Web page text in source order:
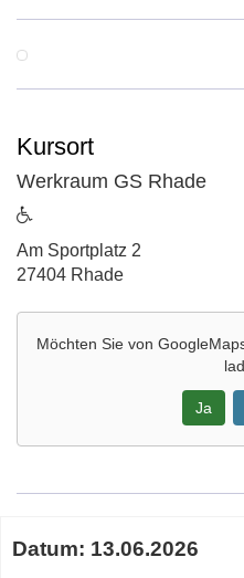
Kursort
Werkraum GS Rhade
Adresse:
Am Sportplatz 2
27404 Rhade
Möchten Sie von
Ja
Maps
von
zum
Datum: 13.06.2026